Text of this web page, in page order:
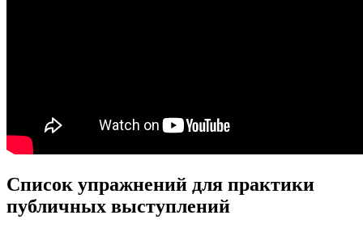
Список упражнений для практики
публичных выступлений